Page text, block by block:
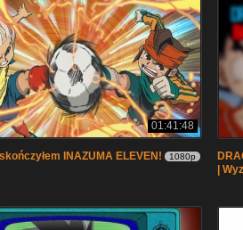
01:41:48
INAZUMA ELEVEN! 1080p
|